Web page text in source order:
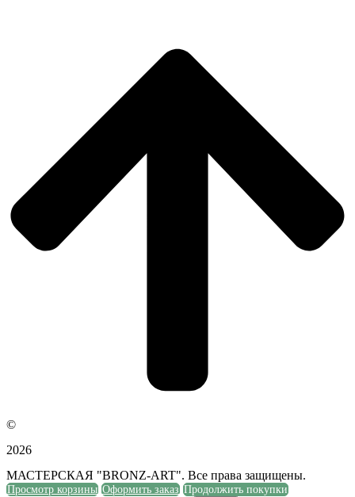
©
2026
МАСТЕРСКАЯ "BRONZ-ART". Все права защищены.
Просмотр корзины Оформить заказ Продолжить покупки